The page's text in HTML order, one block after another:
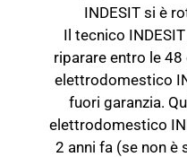
INDESIT si è
Il tecnico
riparare entro le
elettrodomestico
fuori garanzia.
elettrodomestico
2 anni fa (se non è